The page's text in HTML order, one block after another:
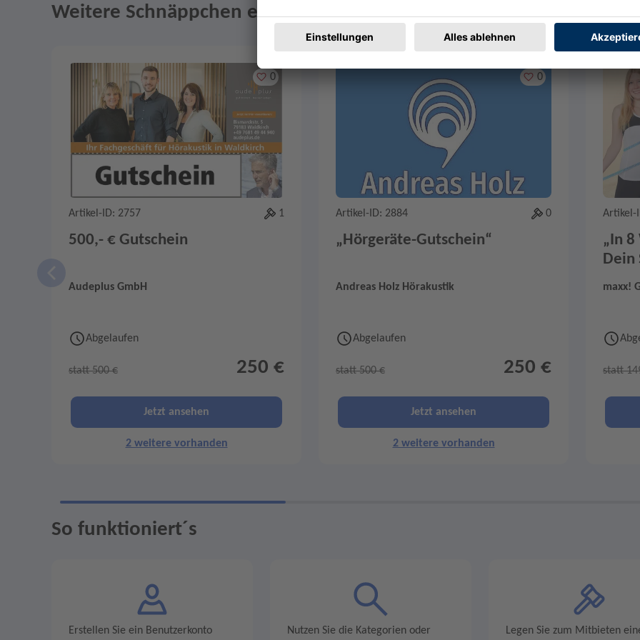
Weitere Schnäppchen entdecken
Merken
0
Artikel-ID: 2757 1
500,- € Gutschein
Audeplus GmbH
Abgelaufen
statt 500 € 250 €
Jetzt ansehen
2 weitere vorhanden
Merken
0
Artikel-ID: 2884 0
„Hörgeräte-Gutschein“
Andreas Holz Hörakustik
Abgelaufen
statt 500 € 250 €
Jetzt ansehen
2 weitere vorhanden
Artikel-
„In
Dein
maxx!
statt
So funktioniert´s
Erstellen Sie ein Benutzerkonto Nutzen Sie die Kategorien oder Legen Sie zum Mitbieten